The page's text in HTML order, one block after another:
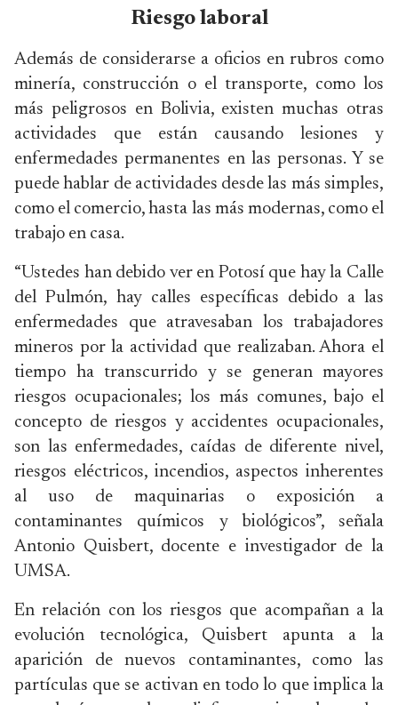
Riesgo laboral
Además de considerarse a oficios en rubros como
minería, construcción o el transporte, como los
más peligrosos en Bolivia, existen muchas otras
actividades que están causando lesiones y
enfermedades permanentes en las personas. Y se
puede hablar de actividades desde las más simples,
como el comercio, hasta las más modernas, como el
trabajo en casa.
“Ustedes han debido ver en Potosí que hay la Calle
del Pulmón, hay calles específicas debido a las
enfermedades que atravesaban los trabajadores
mineros por la actividad que realizaban. Ahora el
tiempo ha transcurrido y se generan mayores
riesgos ocupacionales; los más comunes, bajo el
concepto de riesgos y accidentes ocupacionales,
son las enfermedades, caídas de diferente nivel,
riesgos eléctricos, incendios, aspectos inherentes
al uso de maquinarias o exposición a
contaminantes químicos y biológicos”, señala
Antonio Quisbert, docente e investigador de la
UMSA.
En relación con los riesgos que acompañan a la
evolución tecnológica, Quisbert apunta a la
aparición de nuevos contaminantes, como las
partículas que se activan en todo lo que implica la